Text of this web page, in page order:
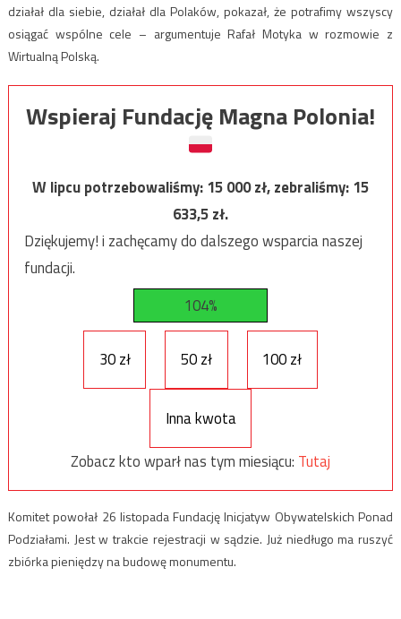
działał dla siebie, działał dla Polaków, pokazał, że potrafimy wszyscy
osiągać wspólne cele – argumentuje Rafał Motyka w rozmowie z
Wirtualną Polską.
Wspieraj Fundację Magna Polonia!
W lipcu potrzebowaliśmy:15 000zł, zebraliśmy:15
633,5zł.
Dziękujemy! i zachęcamy do dalszego wsparcia naszej
fundacji.
104%
30 zł 50 zł 100 zł
Inna kwota
Zobacz kto wparł nas tym miesiącu: Tutaj
Komitet powołał 26 listopada Fundację Inicjatyw Obywatelskich Ponad
Podziałami. Jest w trakcie rejestracji w sądzie. Już niedługo ma ruszyć
zbiórka pieniędzy na budowę monumentu.